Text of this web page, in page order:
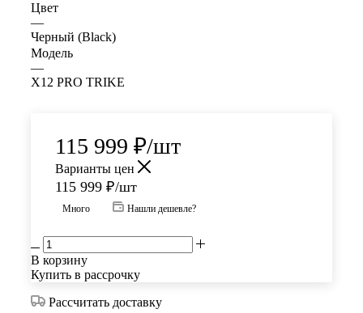
Цвет
—
Черный (Black)
Модель
—
X12 PRO TRIKE
115 999 ₽/шт
Варианты цен
115 999 ₽/шт
Много Нашли дешевле?
В корзину
Купить в рассрочку
Рассчитать доставку